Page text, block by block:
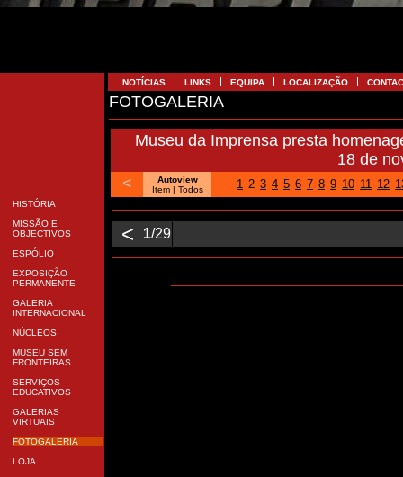
HISTÓRIA
MISSÃO E
OBJECTIVOS
ESPÓLIO
EXPOSIÇÃO
PERMANENTE
GALERIA
INTERNACIONAL
NÚCLEOS
MUSEU SEM
FRONTEIRAS
SERVIÇOS
EDUCATIVOS
GALERIAS
VIRTUAIS
FOTOGALERIA
LOJA
NOTÍCIAS LINKS EQUIPA LOCALIZAÇÃO
FOTOGALERIA
Museu da Imprensa presta
18 de
<
Autoview
Item| Todos 1 2 3 4 5 6 7 8 9 10 11 12
< 1/29